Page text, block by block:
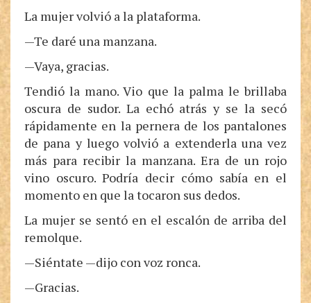
La mujer volvió a la plataforma.
—Te daré una manzana.
—Vaya, gracias.
Tendió la mano. Vio que la palma le brillaba
oscura de sudor. La echó atrás y se la secó
rápidamente en la pernera de los pantalones
de pana y luego volvió a extenderla una vez
más para recibir la manzana. Era de un rojo
vino oscuro. Podría decir cómo sabía en el
momento en que la tocaron sus dedos.
La mujer se sentó en el escalón de arriba del
remolque.
—Siéntate —dijo con voz ronca.
—Gracias.